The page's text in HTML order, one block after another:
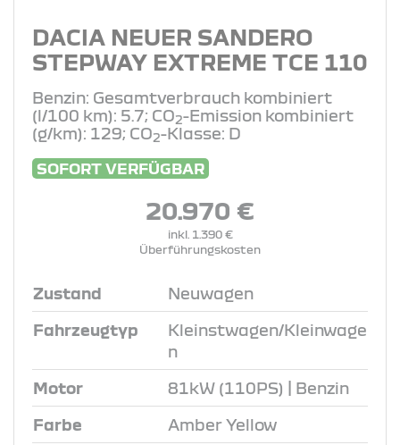
DACIA NEUER SANDERO
STEPWAY EXTREME TCE 110
Benzin: Gesamtverbrauch kombiniert
(l/100 km): 5.7; CO2-Emission kombiniert
(g/km): 129; CO2-Klasse: D
SOFORT VERFÜGBAR
20.970 €
inkl. 1.390 €
Überführungskosten
Zustand Neuwagen
Fahrzeugtyp
Kleinstwagen/Kleinwage
n
Motor 81kW (110PS) | Benzin
Farbe Amber Yellow